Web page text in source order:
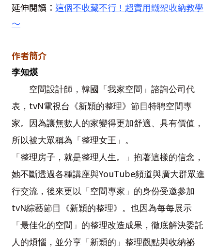
延伸閱讀： 這個不收藏不行！超實用鐵架收納教學
～
作者簡介
李知煐
空間設計師，韓國「我家空間」諮詢公司代
表， tvN電視台《新穎的整理》節目特聘空間專
家。因為讓無數人的家變得更加舒適、具有價值，
所以被大眾稱為「整理女王」。
「整理房子，就是整理人生。」抱著這樣的信念，
她不斷透過各種講座與YouTube頻道與廣大群眾進
行交流，後來更以「空間專家」的身份受邀參加
tvN綜藝節目《新穎的整理》。也因為每每展示
「最佳化的空間」的整理改造成果，徹底解決委託
人的煩惱，並分享「新穎的」整理觀點與收納祕